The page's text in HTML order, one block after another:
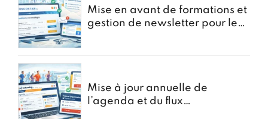
Mise en avant de formations et
gestion de newsletter pour le
Mise à jour annuelle de
l’agenda et du flux